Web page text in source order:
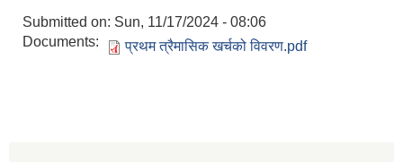
Submitted on: Sun, 11/17/2024 - 08:06
Documents:
प्रथम त्रैमासिक खर्चको विवरण.pdf